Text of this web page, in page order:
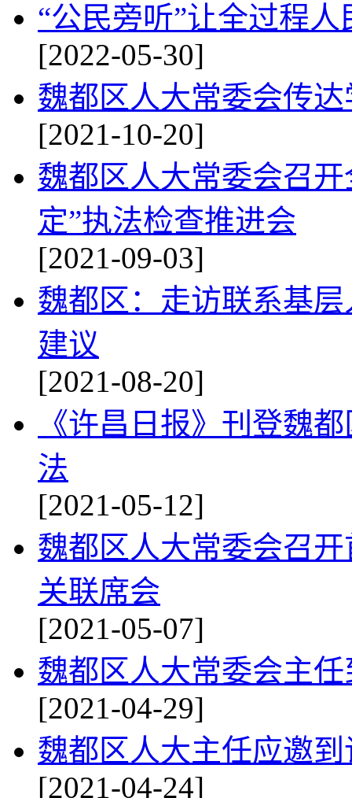
“公民旁听”让全过程
[2022-05-30]
魏都区人大常委会传
[2021-10-20]
魏都区人大常委会召
定”执法检查推进会
[2021-09-03]
魏都区：走访联系基
建议
[2021-08-20]
《许昌日报》刊登魏
法
[2021-05-12]
魏都区人大常委会召
关联席会
[2021-05-07]
魏都区人大常委会主
[2021-04-29]
魏都区人大主任应邀
[2021-04-24]